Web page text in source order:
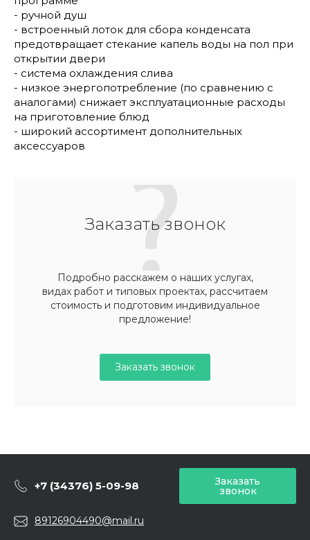
- ручной душ
- встроенный лоток для сбора конденсата
предотвращает стекание капель воды на пол при
открытии двери
- система охлаждения слива
- низкое энергопотребление (по сравнению с
аналогами) снижает эксплуатационные расходы
на приготовление блюд
- широкий ассортимент дополнительных
аксессуаров
Заказать звонок
Подробно расскажем о наших услугах,
видах работ и типовых проектах, рассчитаем
стоимость и подготовим индивидуальное
предложение!
Заказать звонок
+7 (34376) 5-09-98 Заказать
звонок
89126904490@mail.ru